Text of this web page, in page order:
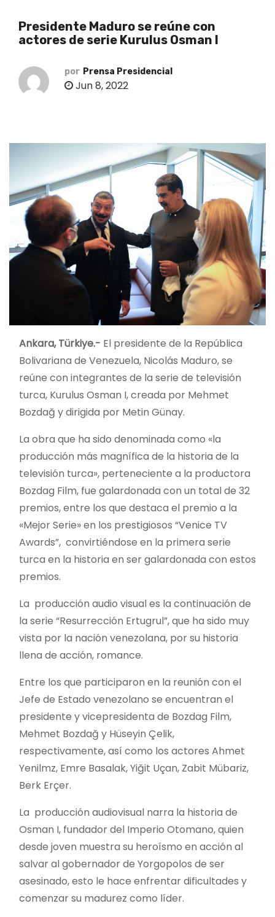
Presidente Maduro se reúne con
actores de serie Kurulus Osman I
por Prensa Presidencial
Jun 8, 2022
Ankara, Türkiye.- El presidente de la República
Bolivariana de Venezuela, Nicolás Maduro, se
reúne con integrantes de la serie de televisión
turca, Kurulus Osman I, creada por Mehmet
Bozdağ y dirigida por Metin Günay.
La obra que ha sido denominada como «la
producción más magnífica de la historia de la
televisión turca», perteneciente a la productora
Bozdag Film, fue galardonada con un total de 32
premios, entre los que destaca el premio a la
«Mejor Serie» en los prestigiosos “Venice TV
Awards”, convirtiéndose en la primera serie
turca en la historia en ser galardonada con estos
premios.
La producción audio visual es la continuación de
la serie “Resurrección Ertugrul”, que ha sido muy
vista por la nación venezolana, por su historia
llena de acción, romance.
Entre los que participaron en la reunión con el
Jefe de Estado venezolano se encuentran el
presidente y vicepresidenta de Bozdag Film,
Mehmet Bozdağ y Hüseyin Çelik,
respectivamente, así como los actores Ahmet
Yenilmz, Emre Basalak, Yiğit Uçan, Zabit Mübariz,
Berk Erçer.
La producción audiovisual narra la historia de
Osman I, fundador del Imperio Otomano, quien
desde joven muestra su heroísmo en acción al
salvar al gobernador de Yorgopolos de ser
asesinado, esto le hace enfrentar dificultades y
comenzar su madurez como líder.